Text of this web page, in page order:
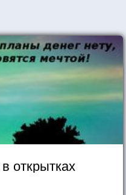
открытках